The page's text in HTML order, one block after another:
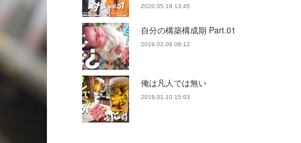
2020.05.18 13:45
自分の構築構成期 Part.01
2019.02.09 08:12
俺は凡人では無い
2019.01.10 15:03